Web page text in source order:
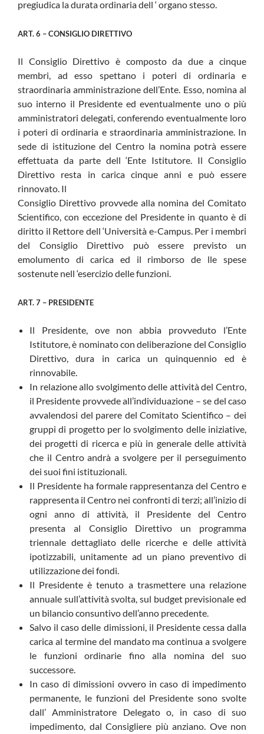
pregiudica la durata ordinaria dell ‘ organo stesso.
ART. 6 – CONSIGLIO DIRETTIVO
Il Consiglio Direttivo è composto da due a cinque
membri, ad esso spettano i poteri di ordinaria e
straordinaria amministrazione dell’Ente. Esso, nomina al
suo interno il Presidente ed eventualmente uno o più
amministratori delegati, conferendo eventualmente loro
i poteri di ordinaria e straordinaria amministrazione. In
sede di istituzione del Centro la nomina potrà essere
effettuata da parte dell ‘Ente Istitutore. Il Consiglio
Direttivo resta in carica cinque anni e può essere
rinnovato. Il
Consiglio Direttivo provvede alla nomina del Comitato
Scientifico, con eccezione del Presidente in quanto è di
diritto il Rettore dell ‘Università e-Campus. Per i membri
del Consiglio Direttivo può essere previsto un
emolumento di carica ed il rimborso de lle spese
sostenute nell ‘esercizio delle funzioni.
ART. 7 – PRESIDENTE
Il Presidente, ove non abbia provveduto l’Ente
Istitutore, è nominato con deliberazione del Consiglio
Direttivo, dura in carica un quinquennio ed è
rinnovabile.
In relazione allo svolgimento delle attività del Centro,
il Presidente provvede all’individuazione – se del caso
avvalendosi del parere del Comitato Scientifico – dei
gruppi di progetto per lo svolgimento delle iniziative,
dei progetti di ricerca e più in generale delle attività
che il Centro andrà a svolgere per il perseguimento
dei suoi fini istituzionali.
Il Presidente ha formale rappresentanza del Centro e
rappresenta il Centro nei confronti di terzi; all’inizio di
ogni anno di attività, il Presidente del Centro
presenta al Consiglio Direttivo un programma
triennale dettagliato delle ricerche e delle attività
ipotizzabili, unitamente ad un piano preventivo di
utilizzazione dei fondi.
Il Presidente è tenuto a trasmettere una relazione
annuale sull’attività svolta, sul budget previsionale ed
un bilancio consuntivo dell’anno precedente.
Salvo il caso delle dimissioni, il Presidente cessa dalla
carica al termine del mandato ma continua a svolgere
le funzioni ordinarie fino alla nomina del suo
successore.
In caso di dimissioni ovvero in caso di impedimento
permanente, le funzioni del Presidente sono svolte
dall’ Amministratore Delegato o, in caso di suo
impedimento, dal Consigliere più anziano. Ove non